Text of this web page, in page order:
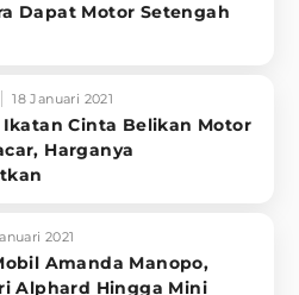
Dapat Motor Setengah
18 Januari 2021
Cinta Belikan Motor
Harganya
2021
Amanda Manopo,
Alphard Hingga Mini